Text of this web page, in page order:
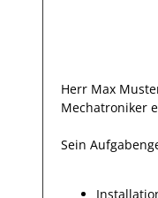
Herr Max
Mechatroniker
Sein